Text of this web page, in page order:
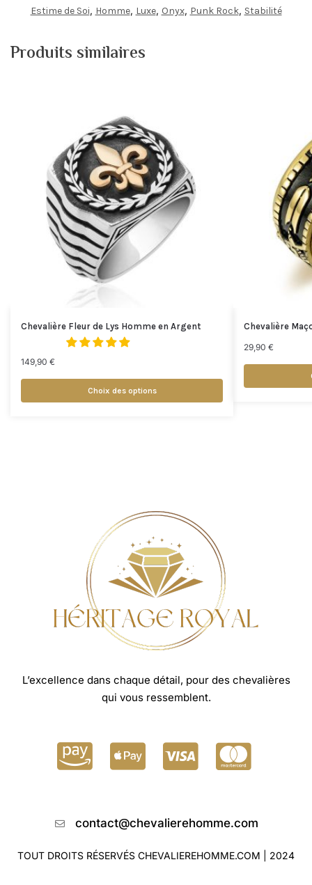
Estime de Soi, Homme, Luxe, Onyx, Punk Rock, Stabilité
Produits similaires
Chevalière Fleur de Lys Homme en Argent
149,90 €
Choix des options
Chevalière
29,90 €
L’excellence dans chaque détail, pour des chevalières
qui vous ressemblent.
contact@chevalierehomme.com
TOUT DROITS RÉSERVÉS CHEVALIEREHOMME.COM | 2024